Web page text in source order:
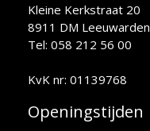
Kleine Kerkstraat 20
8911 DM Leeuwarden
Tel: 058 212 56 00
KvK nr: 01139768
Openingstijden